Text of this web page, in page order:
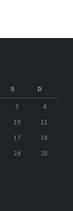
S
D
3
4
10
11
17
18
24
25